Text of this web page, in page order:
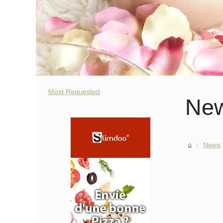
News
Most Requested